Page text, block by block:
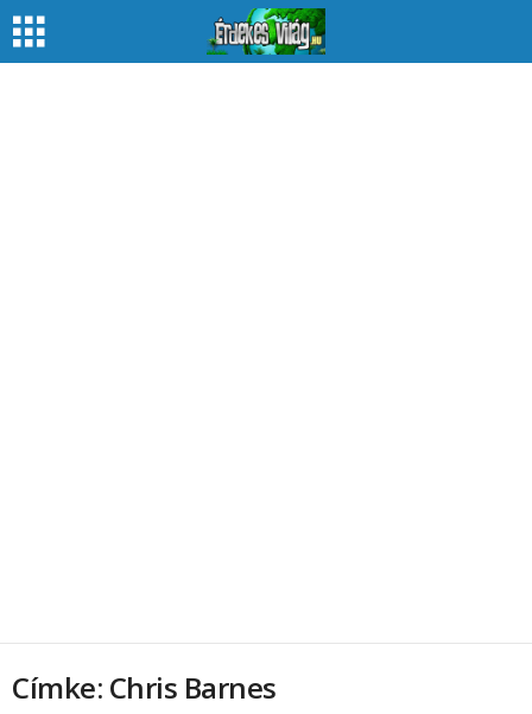
Címke: Chris Barnes